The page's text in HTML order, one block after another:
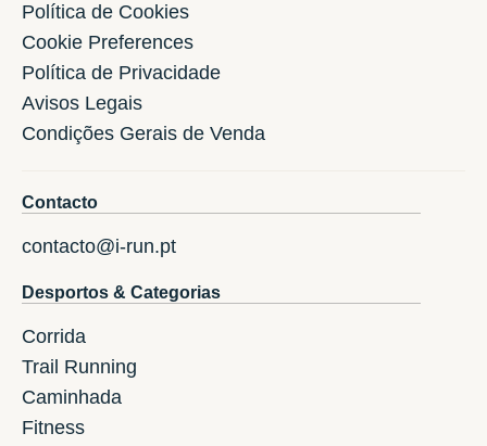
Política de Cookies
Cookie Preferences
Política de Privacidade
Avisos Legais
Condições Gerais de Venda
Contacto
contacto@i-run.pt
Desportos & Categorias
Corrida
Trail Running
Caminhada
Fitness